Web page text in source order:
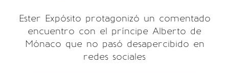
Ester Expósito protagonizó un comentado
encuentro con el príncipe Alberto de
Mónaco que no pasó desapercibido en
redes sociales